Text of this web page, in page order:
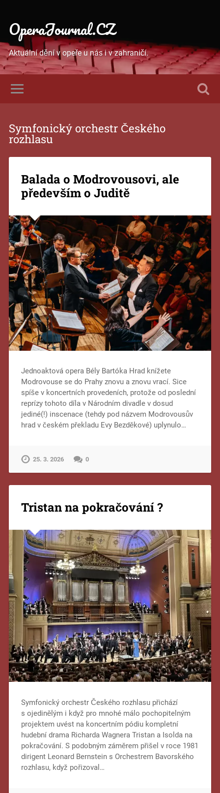
OperaJournal.CZ
Aktuální dění v opeře u nás i v zahraničí.
Symfonický orchestr Českého
rozhlasu
Balada o Modrovousovi, ale
především o Juditě
Jednoaktová opera Bély Bartóka Hrad knížete
Modrovouse se do Prahy znovu a znovu vrací. Sice
spíše v koncertních provedeních, protože od poslední
reprízy tohoto díla v Národním divadle v dosud
jediné(!) inscenace (tehdy pod názvem Modrovousův
hrad v českém překladu Evy Bezděkové) uplynulo…
25. 3. 2026 0
Tristan na pokračování ?
Symfonický orchestr Českého rozhlasu přichází
s ojedinělým i když pro mnohé málo pochopitelným
projektem uvést na koncertním pódiu kompletní
hudební drama Richarda Wagnera Tristan a Isolda na
pokračování. S podobným záměrem přišel v roce 1981
dirigent Leonard Bernstein s Orchestrem Bavorského
rozhlasu, když pořizoval…